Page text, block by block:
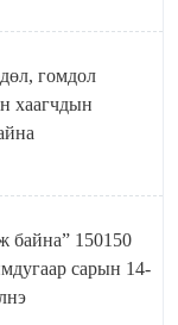
гомдол
хаагчдын
байна” 150150
сарын 14-